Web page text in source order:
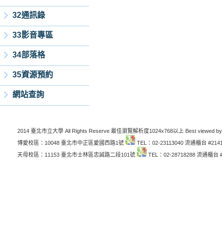
32通訊錄
33影音專區
34部落格
35資源預約
網站查詢
2014 臺北市立大學 All Rights Reserve 最佳瀏覽解析度1024x768以上 Best viewed
博愛校區：10048 臺北市中正區愛國西路1號
TEL：02-23113040 流通櫃台
天母校區：11153 臺北市士林區忠誠路二段101號
TEL：02-28718288 流通櫃台